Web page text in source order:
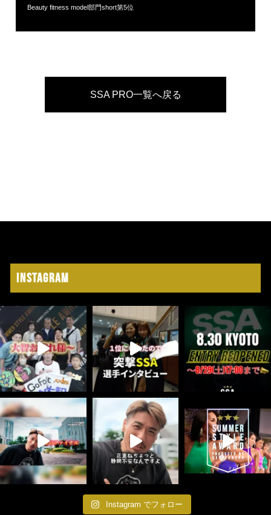
Beauty fitness model部門short第5位
SSA PRO一覧へ戻る
Instagram
Instagram でフォロー